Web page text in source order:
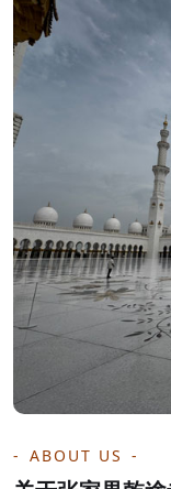
ABOUT US